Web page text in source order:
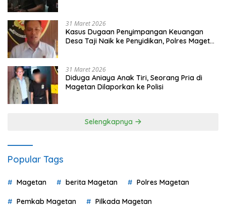
31 Maret 2026
Kasus Dugaan Penyimpangan Keuangan
Desa Taji Naik ke Penyidikan, Polres Magetan
31 Maret 2026
Diduga Aniaya Anak Tiri, Seorang Pria di
Magetan Dilaporkan ke Polisi
Selengkapnya
Popular Tags
Magetan berita Magetan Polres Magetan
Pemkab Magetan Pilkada Magetan